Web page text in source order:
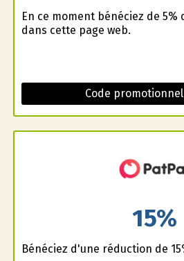
En ce moment bénéficiez de
dans cette page web.
Code
15%
Bénéficiez d'une réduction de